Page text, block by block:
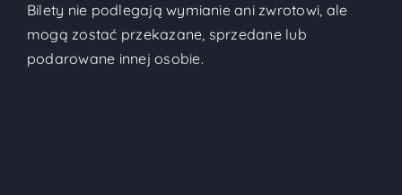
Bilety nie podlegają wymianie ani zwrotowi, ale
mogą zostać przekazane, sprzedane lub
podarowane innej osobie.